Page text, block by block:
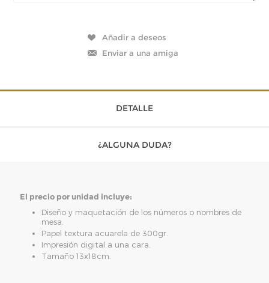
DETALLE
¿ALGUNA DUDA?
El precio por unidad incluye:
Diseño y maquetación de los números o nombres de
mesa.
Papel textura acuarela de 300gr.
Impresión digital a una cara.
Tamaño 13x18cm.